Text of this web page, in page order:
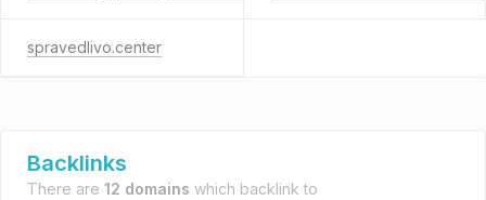
spravedlivo.center
Backlinks
There are 12 domains which backlink to